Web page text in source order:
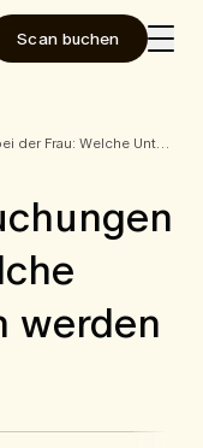
Scan buchen
Vorsorgeuntersuchungen bei der Frau: Welche Untersuchungen werden empfohlen?
werden